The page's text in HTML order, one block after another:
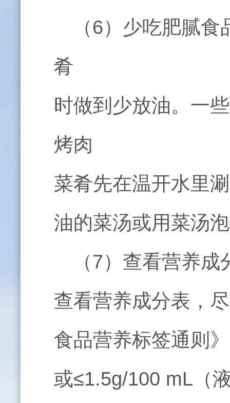
（6）少吃肥腻食
肴
时做到少放油。一
烤肉
菜肴先在温开水里
油的菜汤或用菜汤
（7）查看营养成
查看营养成分表，
食品营养标签通则
或≤1.5g/100 mL （